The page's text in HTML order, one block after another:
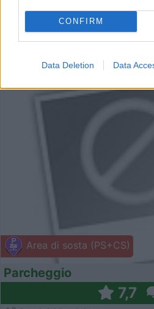
CONFIRM
Data Deletion Data
Area di sosta (PS+CS)
Parcheggio
7,7